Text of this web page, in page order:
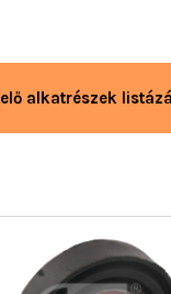
alkatrészek